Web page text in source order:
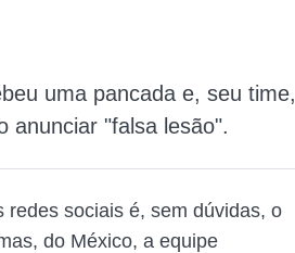
uma pancada e, seu time,
anunciar "falsa lesão".
sociais é, sem dúvidas, o
do México, a equipe